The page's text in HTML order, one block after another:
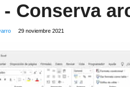
Conserva
29 noviembre 2021